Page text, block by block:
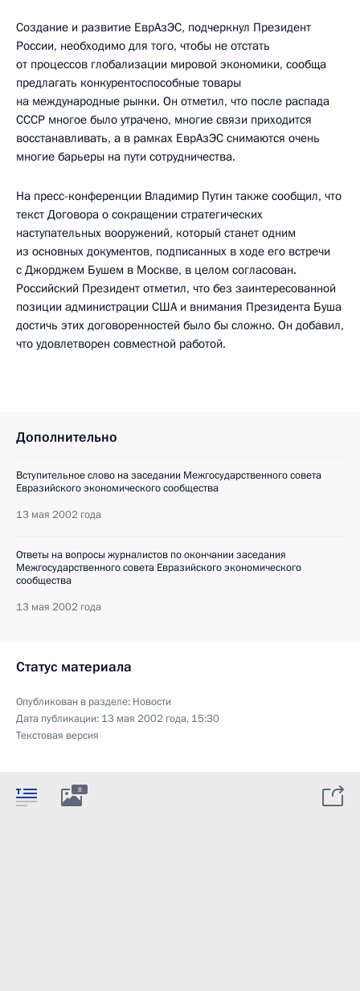
Создание и развитие ЕврАзЭС, подчеркнул Президент
России, необходимо для того, чтобы не отстать
от процессов глобализации мировой экономики, сообща
предлагать конкурентоспособные товары
на международные рынки. Он отметил, что после распада
СССР многое было утрачено, многие связи приходится
восстанавливать, а в рамках ЕврАзЭС снимаются очень
многие барьеры на пути сотрудничества.
На пресс-конференции Владимир Путин также сообщил, что
текст Договора о сокращении стратегических
наступательных вооружений, который станет одним
из основных документов, подписанных в ходе его встречи
с Джорджем Бушем в Москве, в целом согласован.
Российский Президент отметил, что без заинтересованной
позиции администрации США и внимания Президента Буша
достичь этих договоренностей было бы сложно. Он добавил,
что удовлетворен совместной работой.
Дополнительно
Вступительное слово на заседании Межгосударственного совета
Евразийского экономического сообщества
13 мая 2002 года
Ответы на вопросы журналистов по окончании заседания
Межгосударственного совета Евразийского экономического
сообщества
13 мая 2002 года
Статус материала
Опубликован в разделе: Новости
Дата публикации: 13 мая 2002 года, 15:30
Текстовая версия
8